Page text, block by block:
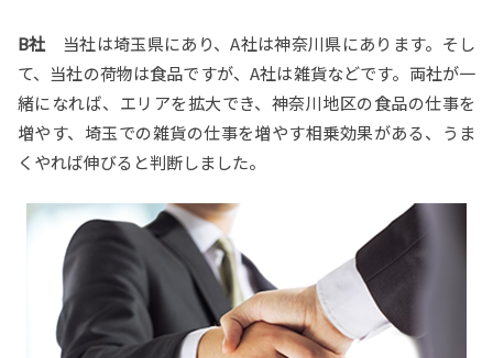
B社 当社は埼玉県にあり、A社は神奈川県にあります。そし
て、当社の荷物は食品ですが、A社は雑貨などです。両社が一
緒になれば、エリアを拡大でき、神奈川地区の食品の仕事を
増やす、埼玉での雑貨の仕事を増やす相乗効果がある、うま
くやれば伸びると判断しました。